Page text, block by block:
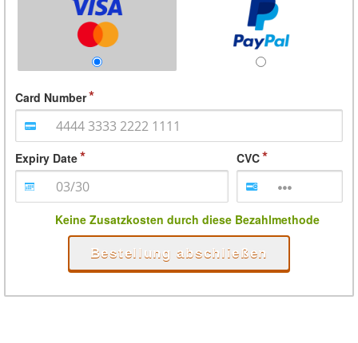
Card Number
Expiry Date CVC
Keine Zusatzkosten durch diese Bezahlmethode
Bestellung abschließen